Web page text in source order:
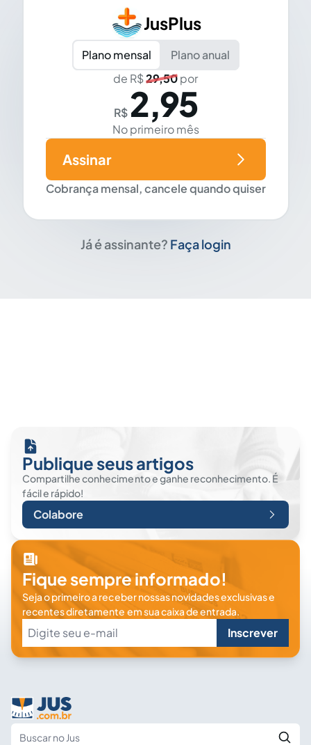
JusPlus
Plano mensal
Plano anual
de R$29,50por
R$ 2,95
No primeiro mês
Cobrança mensal, cancele quando quiser
Assinar
Já é assinante? Faça login
Publique seus artigos
Compartilhe conhecimento e ganhe reconhecimento. É
fácil e rápido!
Colabore
Fique sempre informado!
Seja o primeiro a receber nossas novidades exclusivas e
recentes diretamente em sua caixa de entrada.
Inscrever